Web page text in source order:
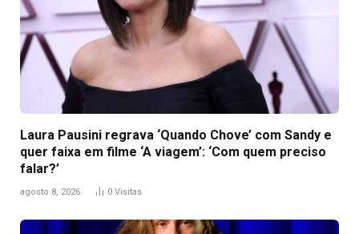
Laura Pausini regrava ‘Quando Chove’ com Sandy e
quer faixa em filme ‘A viagem’: ‘Com quem preciso
falar?’
agosto 8, 2026 0 Visitas